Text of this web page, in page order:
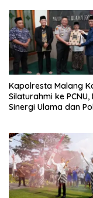
Kapolresta Malang
Silaturahmi ke
Sinergi Ulama dan